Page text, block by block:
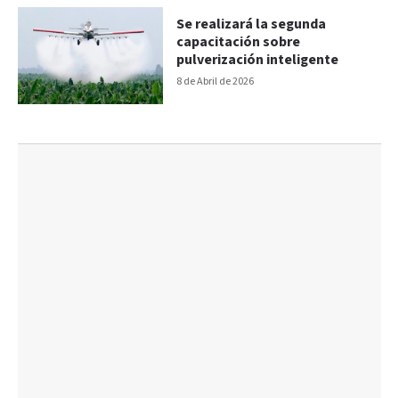
8 de Abril de 2026
Se realizará la segunda
capacitación sobre
pulverización inteligente